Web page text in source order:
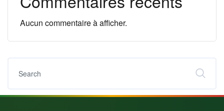
Aucun commentaire à afficher.